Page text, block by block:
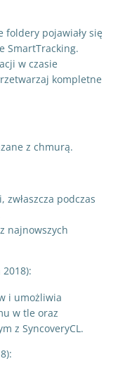
foldery pojawiały się
SmartTracking.
w czasie
kompletne
z chmurą.
podczas
najnowszych
i umożliwia
w tle oraz
z SyncoveryCL.